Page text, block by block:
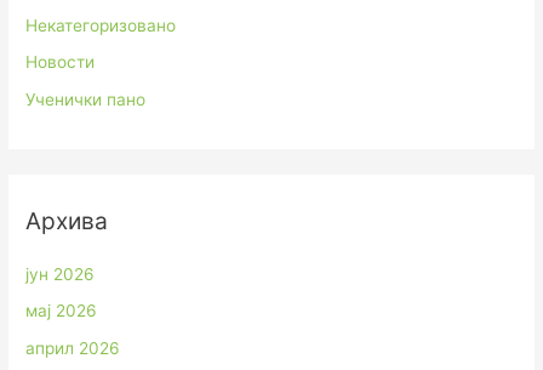
Некатегоризовано
Новости
Ученички пано
Архива
јун 2026
мај 2026
април 2026